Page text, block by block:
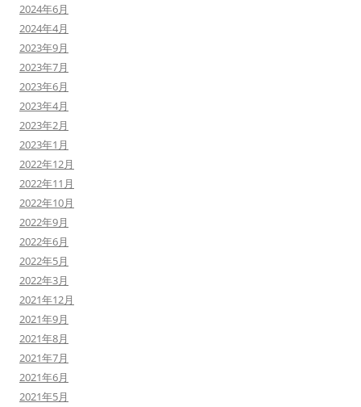
2024年6月
2024年4月
2023年9月
2023年7月
2023年6月
2023年4月
2023年2月
2023年1月
2022年12月
2022年11月
2022年10月
2022年9月
2022年6月
2022年5月
2022年3月
2021年12月
2021年9月
2021年8月
2021年7月
2021年6月
2021年5月